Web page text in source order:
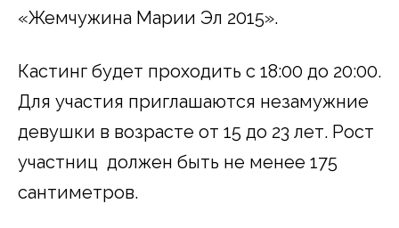
«Жемчужина Марии Эл 2015».
Кастинг будет проходить с 18:00 до 20:00.
Для участия приглашаются незамужние
девушки в возрасте от 15 до 23 лет. Рост
участниц должен быть не менее 175
сантиметров.